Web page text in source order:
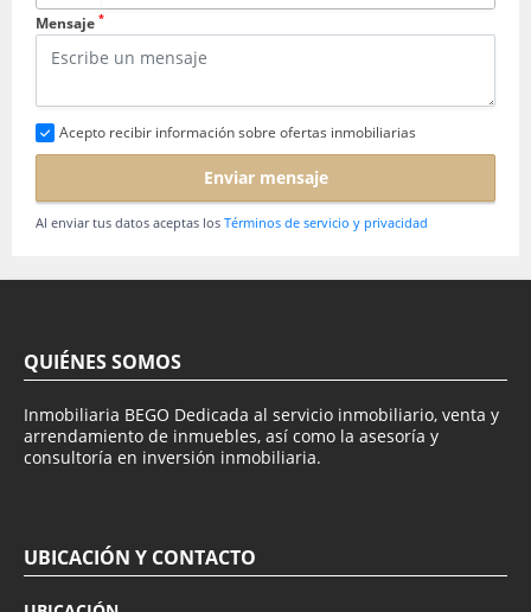
Mensaje *
Acepto recibir información sobre ofertas inmobiliarias
Enviar mensaje
Al enviar tus datos aceptas los Términos de servicio y privacidad
QUIÉNES SOMOS
Inmobiliaria BEGO Dedicada al servicio inmobiliario, venta y
arrendamiento de inmuebles, así como la asesoría y
consultoría en inversión inmobiliaria.
UBICACIÓN Y CONTACTO